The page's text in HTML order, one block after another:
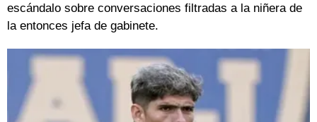
escándalo sobre conversaciones filtradas a la niñera de
la entonces jefa de gabinete.